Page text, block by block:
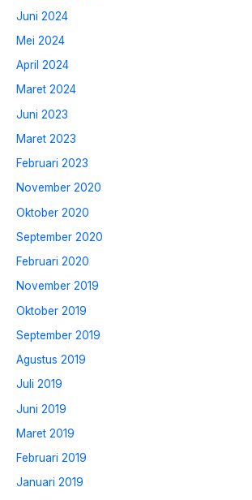
Juni 2024
Mei 2024
April 2024
Maret 2024
Juni 2023
Maret 2023
Februari 2023
November 2020
Oktober 2020
September 2020
Februari 2020
November 2019
Oktober 2019
September 2019
Agustus 2019
Juli 2019
Juni 2019
Maret 2019
Februari 2019
Januari 2019